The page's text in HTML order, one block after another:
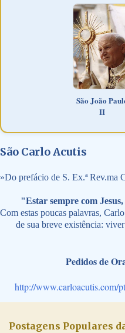
São João
II
São Carlo Acutis
»Do prefácio de S. Ex.ª Rev.ma
"Estar sempre com
Com estas poucas palavras,
de sua breve existência:
Pedidos de
http://www.carloacutis.com/
Postagens Populares